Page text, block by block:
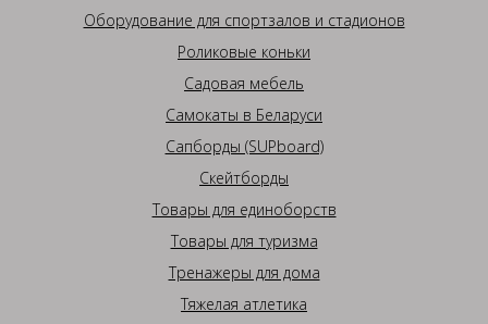
Оборудование для спортзалов и стадионов
Роликовые коньки
Садовая мебель
Самокаты в Беларуси
Сапборды (SUPboard)
Скейтборды
Товары для единоборств
Товары для туризма
Тренажеры для дома
Тяжелая атлетика